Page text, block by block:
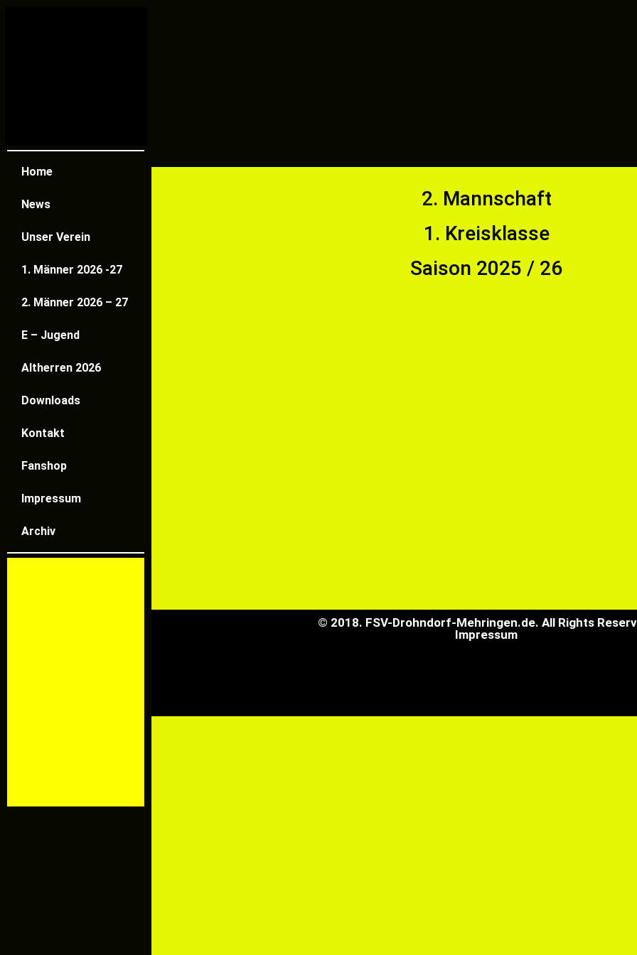
Home
News
Unser Verein
1. Männer 2026 -27
2. Männer 2026 – 27
E – Jugend
Altherren 2026
Downloads
Kontakt
Fanshop
Impressum
Archiv
2. Mannschaft
1. Kreisklasse
Saison 2025 / 26
© 2018. FSV-Drohndorf-Mehringen.de. All Rights
Impressum